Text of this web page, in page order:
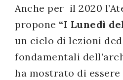
Anche per il 2020
propone “I Lunedì
un ciclo di lezioni
fondamentali
ha mostrato di
decreto
legislativo
196/03
Registrazione